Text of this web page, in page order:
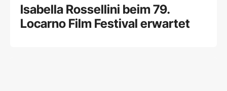
Isabella Rossellini beim 79.
Locarno Film Festival erwartet